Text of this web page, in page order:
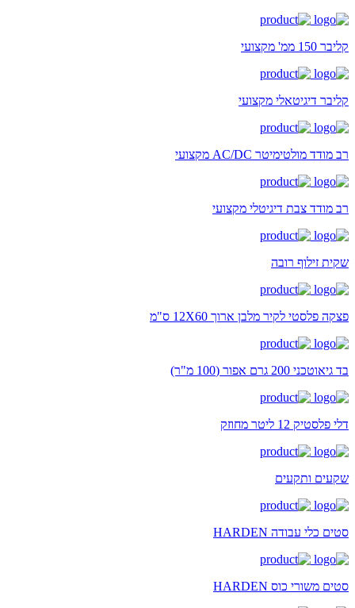
קליבר 150 ממ' מקצועי
קליבר דיגיטאלי מקצועי
רב מודד מולטימיטר AC/DC מקצועי
רב מודד צבת דיגיטלי מקצועי
שקית זילוף רובה
פצקה פלסטי לקיר מלבן ארוך 12X60 ס"מ
בד גיאוטכני 200 גרם אפור (100 מ"ר)
דלי פלסטיק 12 ליטר מחוזק
שקעים ותקעים
סטים כלי עבודה HARDEN
סטים משורי כוס HARDEN